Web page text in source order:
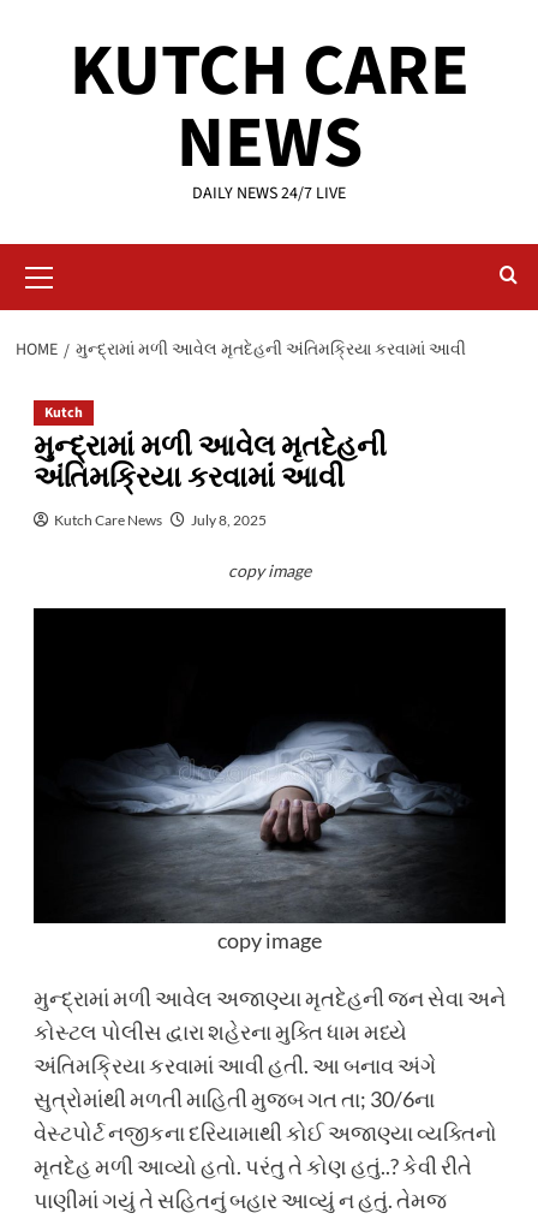
KUTCH CARE
NEWS
DAILY NEWS 24/7 LIVE
Menu
HOME મુન્દ્રામાં મળી આવેલ મૃતદેહની અંતિમક્રિયા કરવામાં આવી
Kutch
મુન્દ્રામાં મળી આવેલ મૃતદેહની
અંતિમક્રિયા કરવામાં આવી
Kutch Care News July 8, 2025
copy image
copy image
મુન્દ્રામાં મળી આવેલ અજાણ્યા મૃતદેહની જન સેવા અને
કોસ્ટલ પોલીસ દ્વારા શહેરના મુક્તિ ધામ મધ્યે
અંતિમક્રિયા કરવામાં આવી હતી. આ બનાવ અંગે
સુત્રોમાંથી મળતી માહિતી મુજબ ગત તા; 30/6ના
વેસ્ટપોર્ટ નજીકના દરિયામાથી કોઈ અજાણ્યા વ્યક્તિનો
મૃતદેહ મળી આવ્યો હતો. પરંતુ તે કોણ હતું..? કેવી રીતે
પાણીમાં ગયું તે સહિતનું બહાર આવ્યું ન હતું. તેમજ